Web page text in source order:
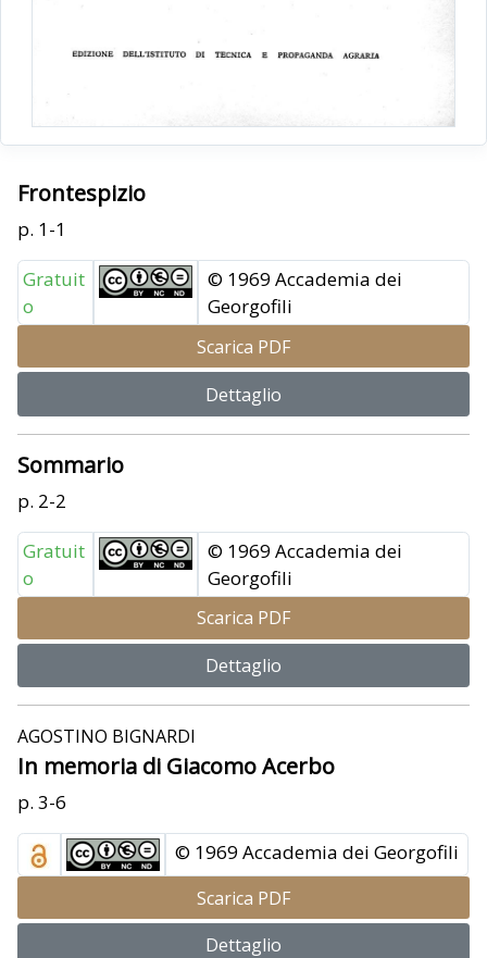
Frontespizio
p. 1-1
Gratuit
o
© 1969 Accademia dei
Georgofili
Scarica PDF
Dettaglio
Sommario
p. 2-2
Gratuit
o
© 1969 Accademia dei
Georgofili
Scarica PDF
Dettaglio
AGOSTINO BIGNARDI
In memoria di Giacomo Acerbo
p. 3-6
© 1969 Accademia dei Georgofili
Scarica PDF
Dettaglio